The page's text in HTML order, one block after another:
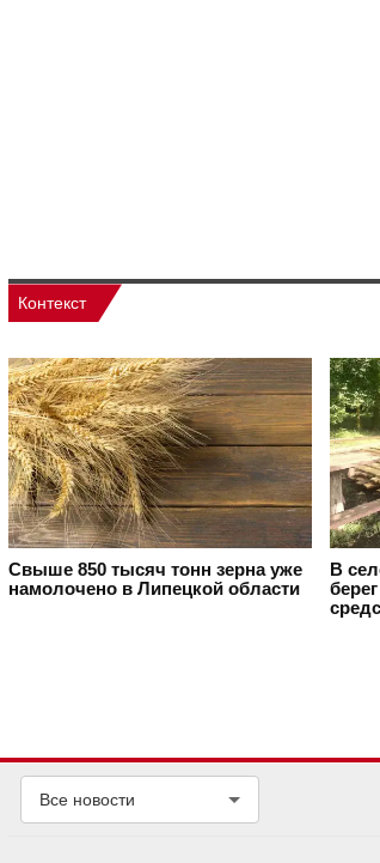
Контекст
Свыше 850 тысяч тонн зерна уже
намолочено в Липецкой области
В
Все новости